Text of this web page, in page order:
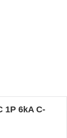
1P 6kA C-